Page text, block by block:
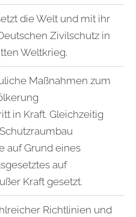
die Welt und mit ihr
Zivilschutz in
Weltkrieg.
Maßnahmen zum
in Kraft. Gleichzeitig
auf Grund eines
auf
Kraft gesetzt.
Richtlinien und